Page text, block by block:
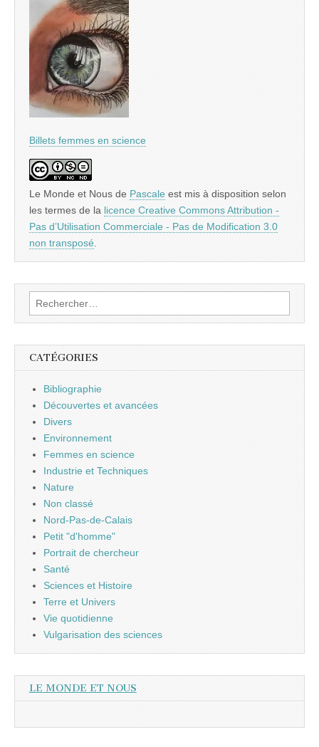
Billets femmes en science
Le Monde et Nous de Pascale est mis à disposition selon
les termes de la licence Creative Commons Attribution -
Pas d’Utilisation Commerciale - Pas de Modification 3.0
non transposé
Rechercher :
CATÉGORIES
Bibliographie
Découvertes et avancées
Divers
Environnement
Femmes en science
Industrie et Techniques
Nature
Non classé
Nord-Pas-de-Calais
Petit "d'homme"
Portrait de chercheur
Santé
Sciences et Histoire
Terre et Univers
Vie quotidienne
Vulgarisation des sciences
LE MONDE ET NOUS